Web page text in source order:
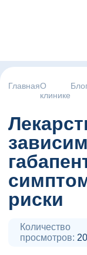
ГлавнаяО
клинике
риски
Количество
просмотров: